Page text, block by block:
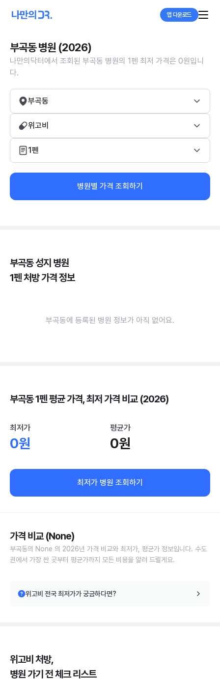
앱 다운로드
부곡동 병원 (2026)
나만의닥터에서 조회된 부곡동 병원의 1펜 최저 가격은 0원입니
다.
부곡동
위고비
1펜
병원별 가격 조회하기
부곡동 성지 병원
1펜 처방 가격 정보
부곡동에 등록된 병원 정보가 아직 없어요.
부곡동 1펜 평균 가격, 최저 가격 비교 (2026)
최저가
0원
평균가
0원
최저가 병원 조회하기
가격 비교 (None)
부곡동의 None 의 2026년 가격 비교와 최저가, 평균가 정보입니다. 수도
권에서 가장 싼 곳부터 평균가까지 모든 비용을 알려 드릴게요.
위고비 전국 최저가가 궁금하다면?
위고비 처방,
병원 가기 전 체크 리스트